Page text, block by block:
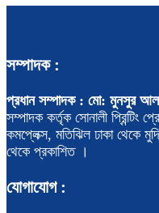
সম্পাদক :
প্রধান সম্পাদক : মো: মুনসুর
সম্পাদক কর্তৃক সোনালী প্রিন্টিং
কমপ্লেক্স, মতিঝিল ঢাকা থেকে
থেকে প্রকাশিত ।
যোগাযোগ :